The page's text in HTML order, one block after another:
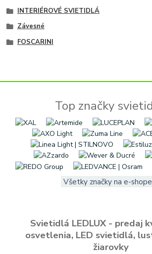
INTERIÉROVÉ SVIETIDLÁ
Závesné
FOSCARINI
Top značky
Všetky značky na e-shope
Svietidlá LEDLUX - predaj
osvetlenia, LED svietidlá,
žiarovky